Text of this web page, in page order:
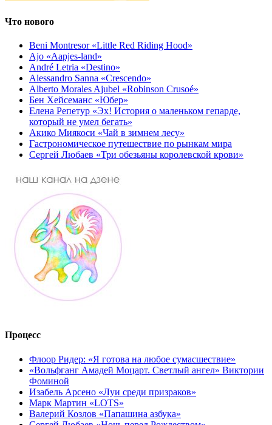
Что нового
Beni Montresor «Little Red Riding Hood»
Ajo «Aapjes-land»
André Letria «Destino»
Alessandro Sanna «Crescendo»
Alberto Morales Ajubel «Robinson Crusoé»
Бен Хейсеманс «Юбер»
Елена Репетур «Эх! История о маленьком гепарде,
который не умел бегать»
Акико Миякоси «Чай в зимнем лесу»
Гастрономическое путешествие по рынкам мира
Сергей Любаев «Три обезьяны королевской крови»
Процесс
Флоор Ридер: «Я готова на любое сумасшествие»
«Вольфганг Амадей Моцарт. Светлый ангел» Виктории
Фоминой
Изабель Арсено «Луи среди призраков»
Марк Мартин «LOTS»
Валерий Козлов «Папашина азбука»